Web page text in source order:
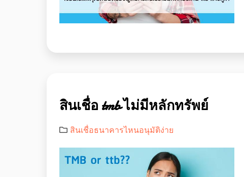
สินเชื่อ tmb ไม่มีหลักทรัพย์
สินเชื่อธนาคารไหนอนุมัติง่าย